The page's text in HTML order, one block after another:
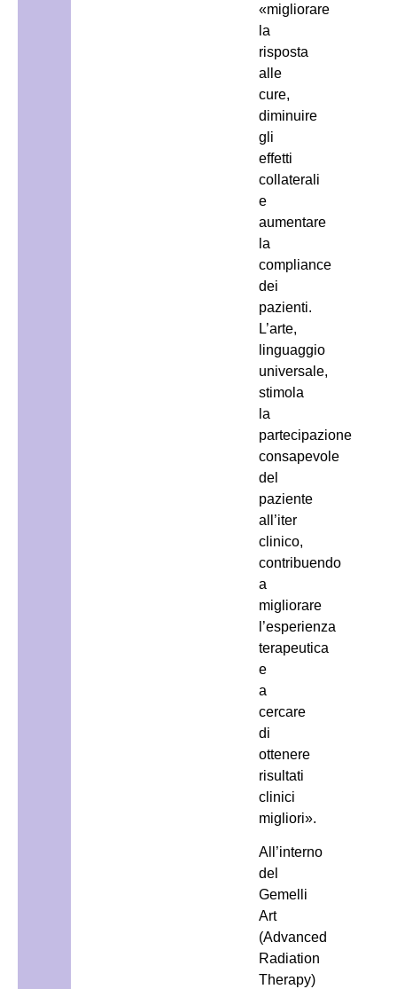
«migliorare
la
risposta
alle
cure,
diminuire
gli
effetti
collaterali
e
aumentare
la
compliance
dei
pazienti.
L’arte,
linguaggio
universale,
stimola
la
partecipazione
consapevole
del
paziente
all’iter
clinico,
contribuendo
a
migliorare
l’esperienza
terapeutica
e
a
cercare
di
ottenere
risultati
clinici
migliori».
All’interno
del
Gemelli
Art
(Advanced
Radiation
Therapy)